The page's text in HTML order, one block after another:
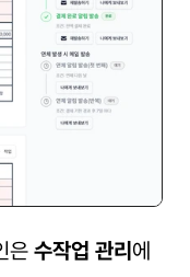
은 수작업 관리 에